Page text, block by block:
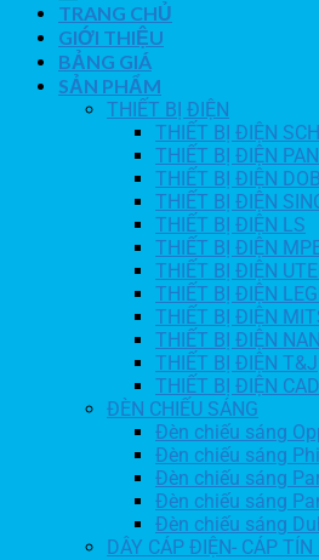
TRANG CHỦ
GIỚI THIỆU
BẢNG GIÁ
SẢN PHẨM
THIẾT BỊ ĐIỆN
THIẾT BỊ ĐIỆN
THIẾT BỊ ĐIỆN
THIẾT BỊ ĐIỆN
THIẾT BỊ ĐIỆN
THIẾT BỊ ĐIỆN LS
THIẾT BỊ ĐIỆN
THIẾT BỊ ĐIỆN
THIẾT BỊ ĐIỆN
THIẾT BỊ ĐIỆN
THIẾT BỊ ĐIỆN
THIẾT BỊ ĐIỆN T&J
THIẾT BỊ ĐIỆN
ĐÈN CHIẾU SÁNG
Đèn chiếu sáng
Đèn chiếu sáng
Đèn chiếu sáng
Đèn chiếu sáng
Đèn chiếu sáng
DÂY CÁP ĐIỆN- CÁP TÍN